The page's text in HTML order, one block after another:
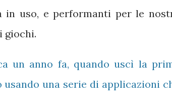
in uso, e performanti per le
giochi.
un anno fa, quando uscì la
usando una serie di applicazioni